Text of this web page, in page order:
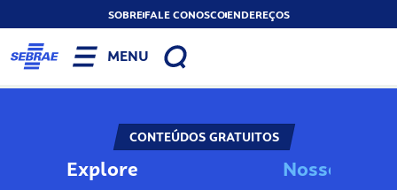
SOBREFALE CONOSCOENDEREÇOS
MENU
CONTEÚDOS GRATUITOS
Explore Nosso